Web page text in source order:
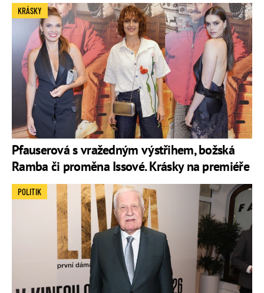
Pfauserová s vražedným výstřihem, božská
Ramba či proměna Issové. Krásky na premiéře
KRÁSKY
POLITIK